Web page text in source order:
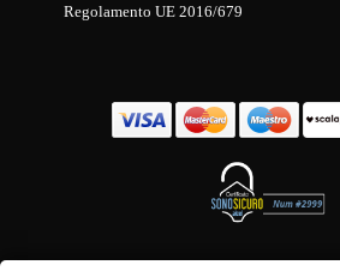
Regolamento UE 2016/679